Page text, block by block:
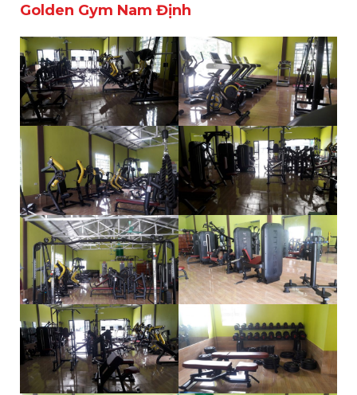
Golden Gym Nam Định